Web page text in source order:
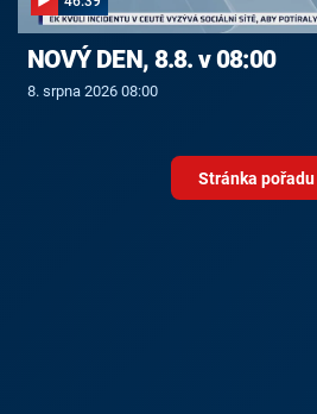
NOVÝ DEN, 8.8. v 08:00
8. srpna 2026 08:00
Stránka pořadu